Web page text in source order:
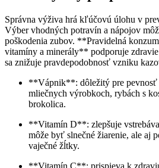
Správna výživa hrá kľúčovú ‍úlohu​ v
Výber ⁣vhodných potravín⁢ a nápojov
‌poškodenia zubov. **Pravidelná
vitamíny a minerály** podporuje
sa znižuje pravdepodobnosť vzniku
**Vápnik**: dôležitý pre pevnosť
mliečnych výrobkoch, rybách s
brokolica.
**Vitamín D**: zlepšuje
môže byť slnečné žiarenie, ale aj
vaječné žĺtky.
**Vitamín C**: prispieva k